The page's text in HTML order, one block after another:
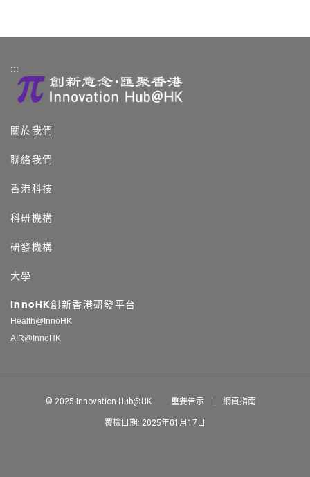
:::
關於我們
聯絡我們
香港科技
科研機構
研發機構
大學
InnoHK創新香港研發平台
Health@InnoHK
AIR@InnoHK
© 2025 Innovation Hub@HK 重要告示 網頁指南
覆檢日期: 2025年01月17日